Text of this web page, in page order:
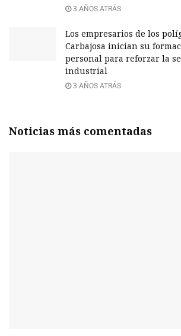
3 AÑOS ATRÁS
Los empresarios de los
Carbajosa inician su
personal para reforzar la
industrial
3 AÑOS ATRÁS
Noticias más comentadas